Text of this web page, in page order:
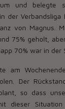
und belegte
der Verbandsliga
von Magnus.
75% geholt,
70% war in der
am
Der
so dass
dieser